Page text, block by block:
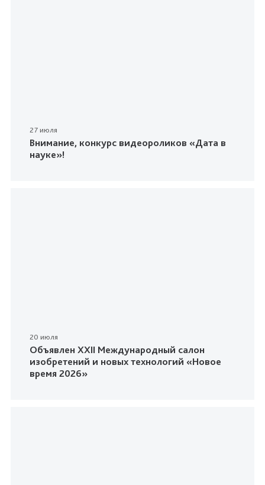
27 июля
Внимание, конкурс видеороликов «Дата в
науке»!
20 июля
Объявлен XXII Международный салон
изобретений и новых технологий «Новое
время 2026»